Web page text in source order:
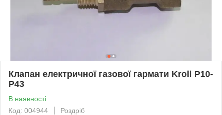
Клапан електричної газової гармати Kroll P10-
P43
В наявності
Код: 004944
Роздріб